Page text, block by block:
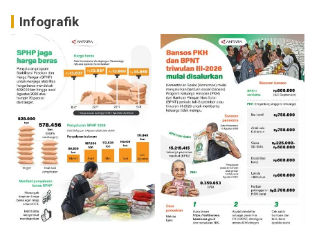
Infografik